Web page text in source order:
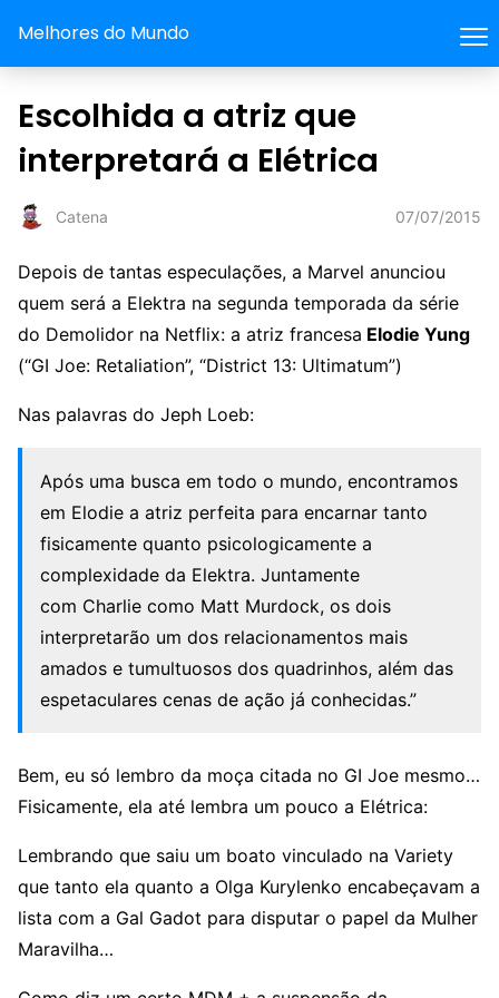
Melhores do Mundo
Escolhida a atriz que
interpretará a Elétrica
Catena 07/07/2015
Depois de tantas especulações, a Marvel anunciou
quem será a Elektra na segunda temporada da série
do Demolidor na Netflix: a atriz francesa Elodie Yung
(“GI Joe: Retaliation”, “District 13: Ultimatum”)
Nas palavras do Jeph Loeb:
Após uma busca em todo o mundo, encontramos
em Elodie a atriz perfeita para encarnar tanto
fisicamente quanto psicologicamente a
complexidade da Elektra. Juntamente
com Charlie como Matt Murdock, os dois
interpretarão um dos relacionamentos mais
amados e tumultuosos dos quadrinhos, além das
espetaculares cenas de ação já conhecidas.”
Bem, eu só lembro da moça citada no GI Joe mesmo…
Fisicamente, ela até lembra um pouco a Elétrica:
Lembrando que saiu um boato vinculado na Variety
que tanto ela quanto a Olga Kurylenko encabeçavam a
lista com a Gal Gadot para disputar o papel da Mulher
Maravilha…